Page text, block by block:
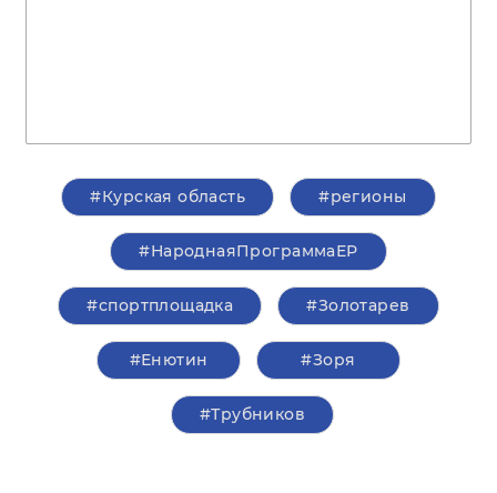
#Курская область #регионы
#НароднаяПрограммаЕР
#спортплощадка #Золотарев
#Енютин #Зоря
#Трубников